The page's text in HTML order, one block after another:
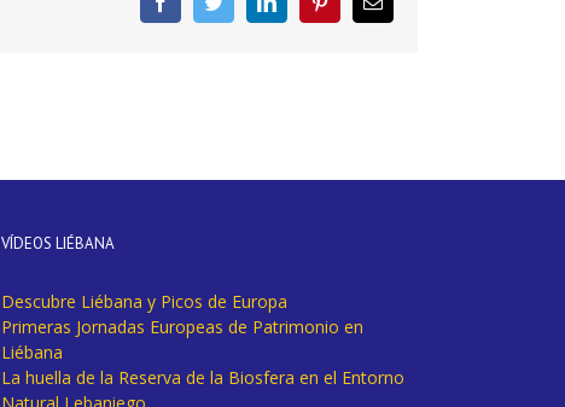
electrónico
VÍDEOS LIÉBANA
Descubre Liébana y Picos de Europa
Primeras Jornadas Europeas de Patrimonio en
Liébana
La huella de la Reserva de la Biosfera en el Entorno